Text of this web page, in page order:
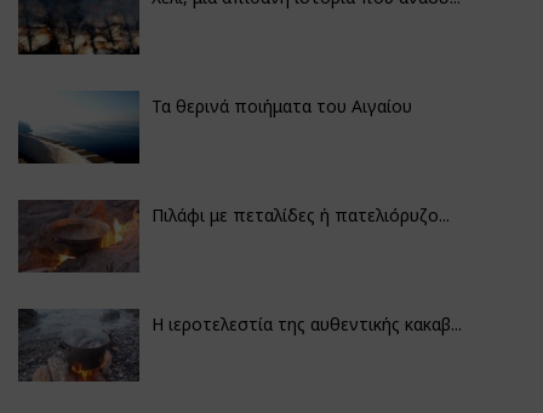
Τα θερινά ποιήματα του Αιγαίου
Πιλάφι με πεταλίδες ή πατελιόρυζο...
Η ιεροτελεστία της αυθεντικής κακαβ...